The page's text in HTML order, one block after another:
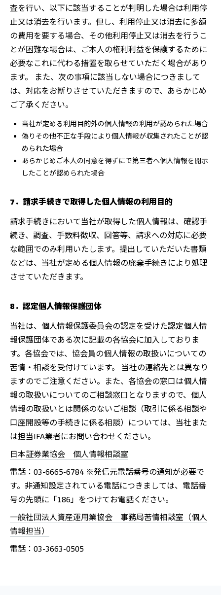
査を行い、以下に該当することが判明した場合は利用停
止又は消去を行います。但し、利用停止又は消去に多額
の費用を要する場合、その他利用停止又は消去を行うこ
とが困難な場合は、ご本人の権利利益を保護するために
必要なこれに代わる措置を取らせていただく場合があり
ます。 また、次の事項に該当しない場合につきまして
は、対応をお断りさせていただきますので、あらかじめ
ご了承ください。
当社が定める利用目的外の個人情報の利用が認められた場合
偽りその他不正な手段により個人情報が収集されたことが認
められた場合
あらかじめご本人の同意を得ずにで第三者へ個人情報を開示
したことが認められた場合
7．請求手続きで取得した個人情報の利用目的
請求手続きにおいて当社が取得した個人情報は、確認手
続き、調査、手数料徴収、回答等、請求への対応に必要
な範囲でのみ利用いたします。提出していただいた書類
などは、当社が定める個人情報の廃棄手続きにより処理
させていただきます。
8．認定個人情報保護団体
当社は、個人情報保護委員会の認定を受けた認定個人情
報保護団体である次に記載の各協会に加入しておりま
す。各協会では、協会員の個人情報の取扱いについての
苦情・相談を受付けています。 当社の連絡先とは異なり
ますのでご注意ください。また、各協会の窓口は個人情
報の取扱いについてのご相談窓口となりますので、個人
情報の取扱いとは関係のないご相談（取引に係る相談や
口座開設等の手続きに係る相談）については、当社また
は担当IFA業者にお問い合わせください。
日本証券業協会 個人情報相談室
電話：03-6665-6784 ※発信元電話番号の通知が必要で
す。非通知設定されている電話につきましては、電話番
号の先頭に「186」をつけてお電話ください。
一般社団法人資産運用業協会 事務局苦情相談室（個人
情報担当）
電話：03-3663-0505